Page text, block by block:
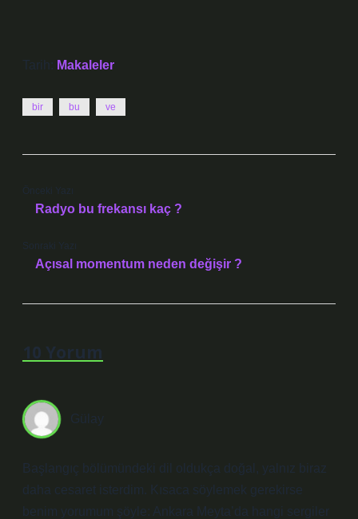
Tarih: Makaleler
bir bu ve
Önceki Yazı
Radyo bu frekansı kaç ?
Sonraki Yazı
Açısal momentum neden değişir ?
10 Yorum
Gülay
Başlangıç bölümündeki dil oldukça doğal, yalnız biraz
daha cesaret isterdim. Kısaca söylemek gerekirse
benim yorumum şöyle: Ankara Meyta’da hangi sergiler